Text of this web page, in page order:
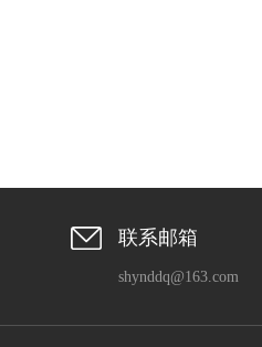
联系邮箱
shynddq@163.com